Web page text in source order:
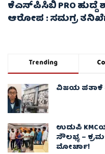
ಕೆಎಸ್‌ಪಿಸಿಬಿ PRO ಹುದ್ದೆ
ಆರೋಪ : ಸಮಗ್ರ
Trending
ವಿಜಯ ಪತಾಕೆ
ಉಡುಪಿ
ಸೌಲಭ್ಯ –
ಮೋರ್ಚಾ!